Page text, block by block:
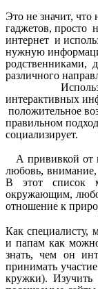
Это не значит, что
гаджетов, просто
интернет и
нужную
родственниками,
интерактивных
положительное
правильном
социализирует.
А прививкой от
любовь, внимание,
В этот список
окружающим,
отношение к
Как специалисту,
и папам как
знать, чем он
принимать
кружки). Изучить